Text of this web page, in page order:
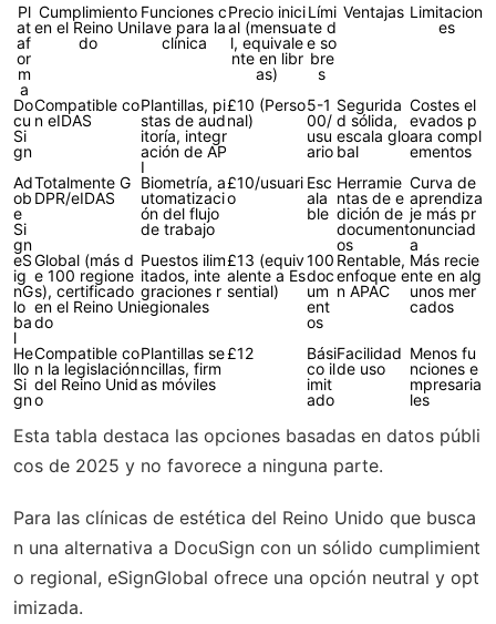
Pl
at
af
or
m
a
Cumplimiento
en el Reino Uni
do
Funciones c
lave para la
clínica
Precio inici
al (mensua
l, equivale
nte en libr
as)
Lími
te d
e so
bre
s
Ventajas Limitacion
es
Do
cu
Si
gn
Compatible co
n eIDAS
Plantillas, pi
stas de aud
itoría, integr
ación de AP
I
£10 (Perso
nal)
5-1
00/
usu
ario
Segurida
d sólida,
escala glo
bal
Costes el
evados p
ara compl
ementos
Ad
ob
e
Si
gn
Totalmente G
DPR/eIDAS
Biometría, a
utomatizaci
ón del flujo
de trabajo
£10/usuari
o
Esc
ala
ble
Herramie
ntas de e
dición de
document
os
Curva de
aprendiza
je más pr
onunciad
a
eS
ig
nG
lo
ba
l
Global (más d
e 100 regione
s), certificado
en el Reino Uni
do
Puestos ilim
itados, inte
graciones r
egionales
£13 (equiv
alente a Es
sential)
100
doc
um
ent
os
Rentable,
enfoque e
n APAC
Más recie
nte en alg
unos mer
cados
He
llo
Si
gn
Compatible co
n la legislación
del Reino Unid
o
Plantillas se
ncillas, firm
as móviles
£12
Bási
co il
imit
ado
Facilidad
de uso
Menos fu
nciones e
mpresaria
les
Esta tabla destaca las opciones basadas en datos públi
cos de 2025 y no favorece a ninguna parte.
Para las clínicas de estética del Reino Unido que busca
n una alternativa a DocuSign con un sólido cumplimient
o regional, eSignGlobal ofrece una opción neutral y opt
imizada.